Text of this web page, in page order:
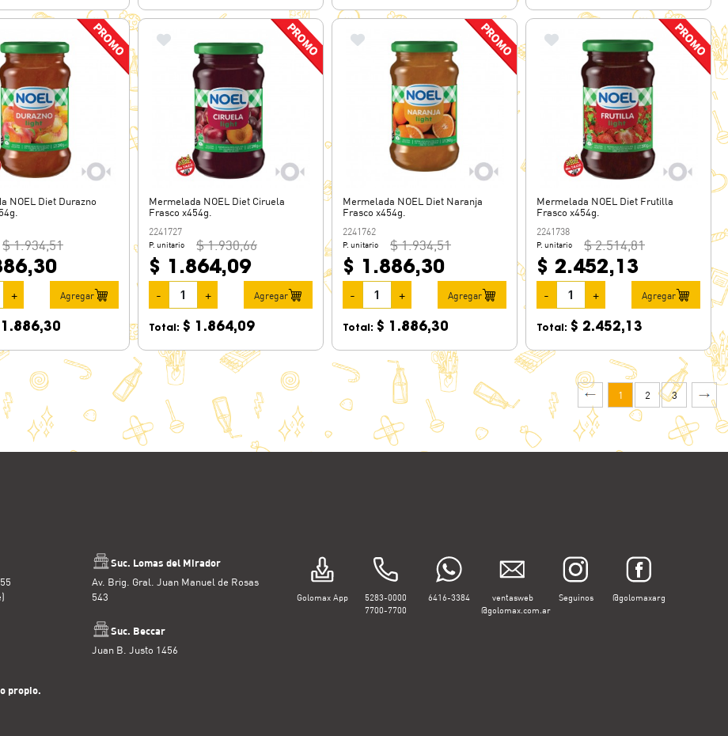
NOEL Diet Durazno
$ 1.934,51
+ Agregar
Mermelada NOEL Diet Ciruela
Frasco x454g.
2241727
P. unitario $ 1.930,66
$ 1.864,09
- + Agregar
Total: $ 1.864,09
Mermelada NOEL Diet Naranja
Frasco x454g.
2241762
P. unitario $ 1.934,51
$ 1.886,30
- + Agregar
Total: $ 1.886,30
Mermelada NOEL Diet Frutilla
Frasco x454g.
2241738
P. unitario $ 2.514,81
$ 2.452,13
- + Agregar
Total: $ 2.452,13
1 2 3
Suc. Lomas del Mirador
Av. Brig. Gral. Juan Manuel de Rosas
543
Suc. Beccar
Juan B. Justo 1456
propio.
Golomax App
5283-0000
7700-7700
6416-3384
ventasweb
@golomax.com.ar
Seguinos @golomaxarg